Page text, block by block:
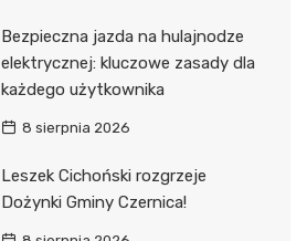
Bezpieczna jazda na hulajnodze
elektrycznej: kluczowe zasady dla
każdego użytkownika
8 sierpnia 2026
Leszek Cichoński rozgrzeje
Dożynki Gminy Czernica!